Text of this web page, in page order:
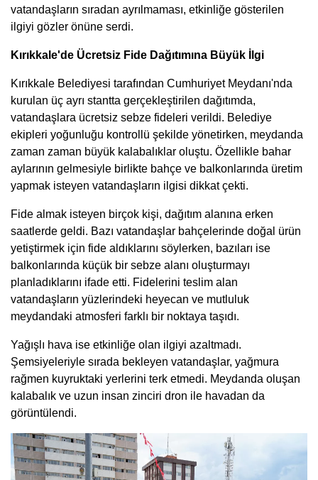
vatandaşların sıradan ayrılmaması, etkinliğe gösterilen
ilgiyi gözler önüne serdi.
Kırıkkale'de Ücretsiz Fide Dağıtımına Büyük İlgi
Kırıkkale Belediyesi tarafından Cumhuriyet Meydanı'nda
kurulan üç ayrı stantta gerçekleştirilen dağıtımda,
vatandaşlara ücretsiz sebze fideleri verildi. Belediye
ekipleri yoğunluğu kontrollü şekilde yönetirken, meydanda
zaman zaman büyük kalabalıklar oluştu. Özellikle bahar
aylarının gelmesiyle birlikte bahçe ve balkonlarında üretim
yapmak isteyen vatandaşların ilgisi dikkat çekti.
Fide almak isteyen birçok kişi, dağıtım alanına erken
saatlerde geldi. Bazı vatandaşlar bahçelerinde doğal ürün
yetiştirmek için fide aldıklarını söylerken, bazıları ise
balkonlarında küçük bir sebze alanı oluşturmayı
planladıklarını ifade etti. Fidelerini teslim alan
vatandaşların yüzlerindeki heyecan ve mutluluk
meydandaki atmosferi farklı bir noktaya taşıdı.
Yağışlı hava ise etkinliğe olan ilgiyi azaltmadı.
Şemsiyeleriyle sırada bekleyen vatandaşlar, yağmura
rağmen kuyruktaki yerlerini terk etmedi. Meydanda oluşan
kalabalık ve uzun insan zinciri dron ile havadan da
görüntülendi.